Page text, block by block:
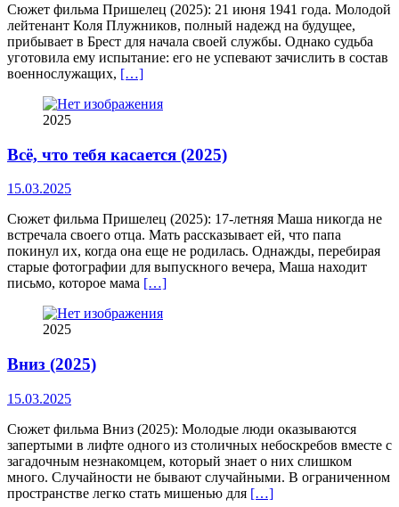
Сюжет фильма Пришелец (2025): 21 июня 1941 года. Молодой
лейтенант Коля Плужников, полный надежд на будущее,
прибывает в Брест для начала своей службы. Однако судьба
уготовила ему испытание: его не успевают зачислить в состав
военнослужащих, […]
2025
Всё, что тебя касается (2025)
15.03.2025
Сюжет фильма Пришелец (2025): 17-летняя Маша никогда не
встречала своего отца. Мать рассказывает ей, что папа
покинул их, когда она еще не родилась. Однажды, перебирая
старые фотографии для выпускного вечера, Маша находит
письмо, которое мама […]
2025
Вниз (2025)
15.03.2025
Сюжет фильма Вниз (2025): Молодые люди оказываются
запертыми в лифте одного из столичных небоскребов вместе с
загадочным незнакомцем, который знает о них слишком
много. Случайности не бывают случайными. В ограниченном
пространстве легко стать мишенью для […]